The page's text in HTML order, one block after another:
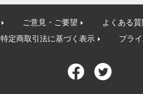
ご意見・ご要望 よくある質
特定商取引法に基づく表示 プラ